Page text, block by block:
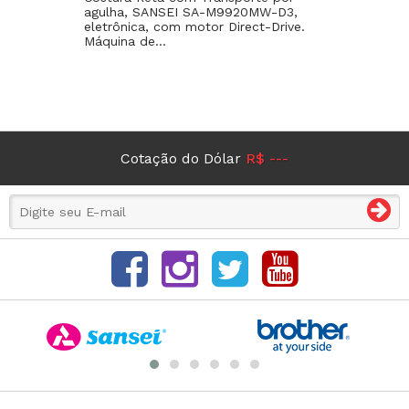
agulha, SANSEI SA-M9920MW-D3,
eletrônica, com motor Direct-Drive.
Máquina de...
Cotação do Dólar R$ ---